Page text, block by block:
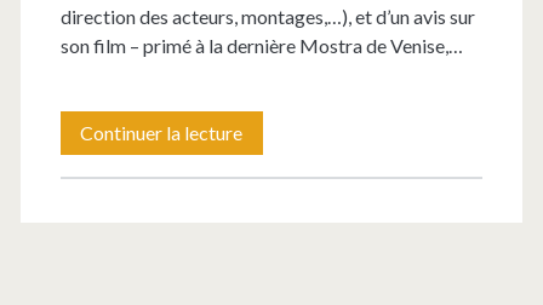
direction des acteurs, montages,…), et d’un avis sur
son film – primé à la dernière Mostra de Venise,…
Continuer la lectureEditorial
–